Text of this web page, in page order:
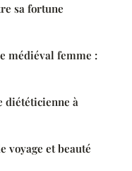
sa fortune
médiéval femme :
diététicienne à
voyage et beauté